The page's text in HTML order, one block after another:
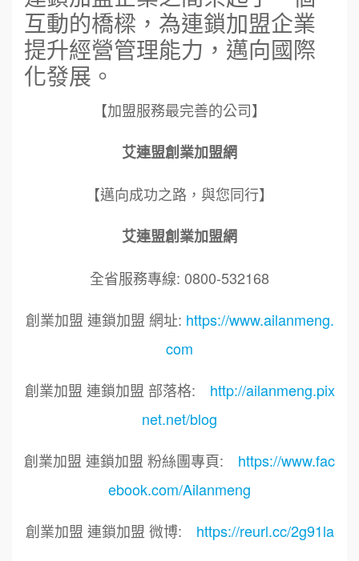
互動的橋樑，為連鎖加盟企業
提升經營管理能力，邁向國際
化發展。
【加盟服務最完善的公司】
艾連盟創業加盟網
【邁向成功之路，與您同行】
艾連盟創業加盟網
全省服務專線: 0800-532168
創業加盟 連鎖加盟 網址: https://www.ailanmeng.
com
創業加盟 連鎖加盟 部落格: http://ailanmeng.pix
net.net/blog
創業加盟 連鎖加盟 粉絲團專頁: https://www.fac
ebook.com/Ailanmeng
創業加盟 連鎖加盟 微博: https://reurl.cc/2g91la